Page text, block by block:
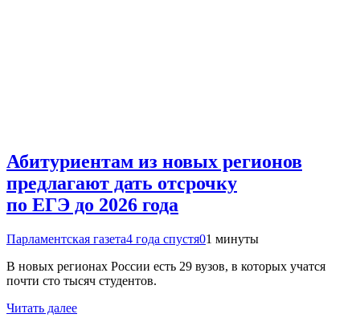
Абитуриентам из новых регионов
предлагают дать отсрочку
по ЕГЭ до 2026 года
Парламентская газета4 года спустя01 минуты
В новых регионах России есть 29 вузов, в которых учатся
почти сто тысяч студентов.
Читать далее